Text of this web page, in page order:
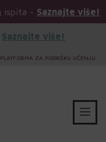
Upis bez
Saznajte više!
PLATFORMA ZA PODRŠKU UČENJU